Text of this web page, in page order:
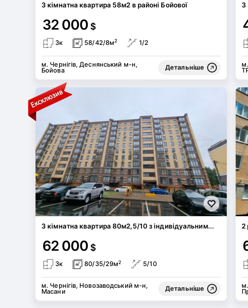
3 кімнатна квартира 58м2 в районі Бойової
32 000 $
3к 58/42/8м2 1/2
м. Чернігів, Деснянський м-н,
Бойова
Детальніше
3
3 кімнатна квартира 80м2,5/10 з індивідуальним...
62 000 $
3к 80/35/29м2 5/10
м. Чернігів, Новозаводський м-н,
Масани
Детальніше
2